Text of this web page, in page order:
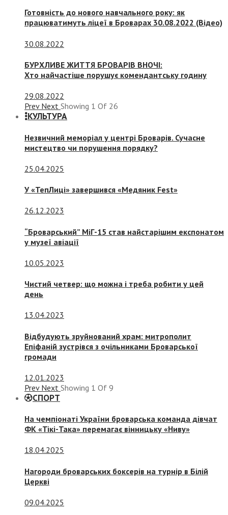
Готовність до нового навчального року: як
працюватимуть ліцеї в Броварах 30.08.2022 (Відео)
30.08.2022
БУРХЛИВЕ ЖИТТЯ БРОВАРІВ ВНОЧІ:
Хто найчастіше порушує комендантську годину
29.08.2022
Prev Next Showing 1 Of 26
КУЛЬТУРА
Незвичний меморіал у центрі Броварів. Сучасне
мистецтво чи порушення порядку?
25.04.2025
У «ТепЛиці» завершився «Медяник Fest»
26.12.2023
“Броварський” МіГ-15 став найстарішим експонатом
у музеї авіації
10.05.2023
Чистий четвер: що можна і треба робити у цей
день
13.04.2023
Відбудують зруйнований храм: митрополит
Епіфаній зустрівся з очільниками Броварської
громади
12.01.2023
Prev Next Showing 1 Of 9
СПОРТ
На чемпіонаті України броварська команда дівчат
ФК «Тікі-Така» перемагає вінницьку «Ниву»
18.04.2025
Нагороди броварських боксерів на турнір в Білій
Церкві
09.04.2025